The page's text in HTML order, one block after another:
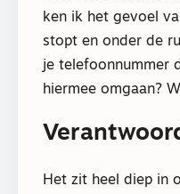
ken ik het gevoel
stopt en onder de
je telefoonnummer
hiermee omgaan?
Het zit heel diep in